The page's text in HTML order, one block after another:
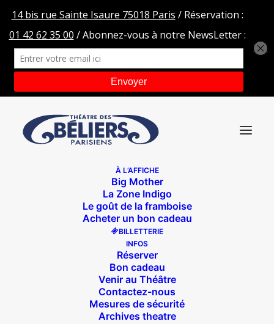
À L’AFFICHE
Big Mother
La Zone Indigo
Le goût de la framboise
Acheter un bon cadeau
BILLETTERIE
INFOS
Réserver
Bon cadeau
Venir au Théâtre
Contactez-nous
Mesures de sécurité
Archives theatre
CRAPAUDS-VIERGE-V19-bd
Les crapauds fous CRAPAUDS-VIERGE-V19-bd